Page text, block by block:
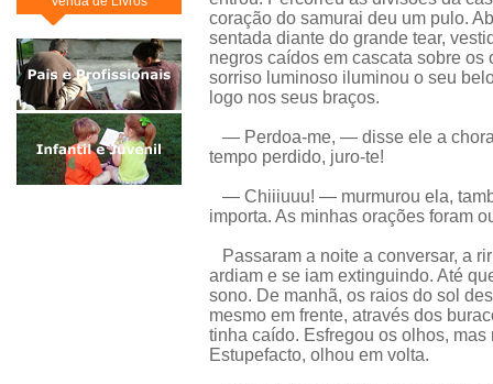
coração do samurai deu um pulo.
sentada diante do grande tear,
negros caídos em cascata sobre os
sorriso luminoso iluminou o seu
logo nos seus braços.
— Perdoa-me, — disse ele a
tempo perdido, juro-te!
— Chiiiuuu! — murmurou ela,
importa. As minhas orações foram
Passaram a noite a conversar, a
ardiam e se iam extinguindo. Até
sono. De manhã, os raios do sol
mesmo em frente, através dos
tinha caído. Esfregou os olhos,
Estupefacto, olhou em volta.